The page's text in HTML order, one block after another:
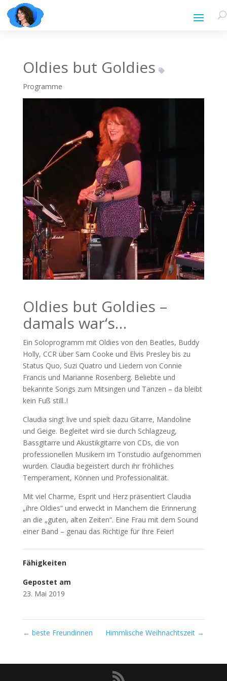
Oldies but Goldies
Programme
Oldies but Goldies –
damals war‘s…
Ein Soloprogramm mit Oldies von den Beatles, Buddy
Holly, CCR über Sam Cooke und Elvis Presley bis zu
Status Quo, Suzi Quatro und Liedern von Connie
Francis und Marianne Rosenberg. Beliebte und
bekannte Songs zum Mitsingen und Tanzen – da bleibt
kein Fuß still..!
Claudia singt live und spielt dazu Gitarre, Mandoline
und Geige. Begleitet wird sie durch Schlagzeug,
Bassgitarre und Akustikgitarre von CDs, die von
professionellen Musikern im Tonstudio aufgenommen
wurden. Claudia begeistert durch ihr fröhliches
Temperament, Können und Professionalität.
Mit viel Charme, Esprit und Herz präsentiert Claudia
„ihre Oldies“ und erweckt in Manchem die Erinnerung
an die „guten, alten Zeiten“. Eine Frau mit dem Sound
einer Band – genau das Richtige für Ihre Feier!
Fähigkeiten
Gepostet am
23. Mai 2019
← beste Freundinnen Himmlische Weihnachtszeit →